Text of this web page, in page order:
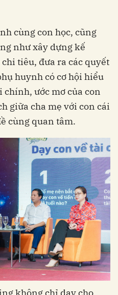
cùng con học, cũng
như xây dựng kế
tiêu, đưa ra các quyết
huynh có cơ hội hiểu
ước mơ của con
giữa cha mẹ với con cái
cùng quan tâm.
không chỉ dạy cho